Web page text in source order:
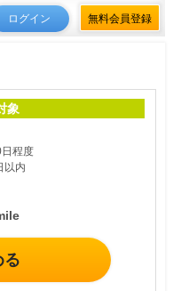
ログイン 無料会員登録
象
程度
以内
る